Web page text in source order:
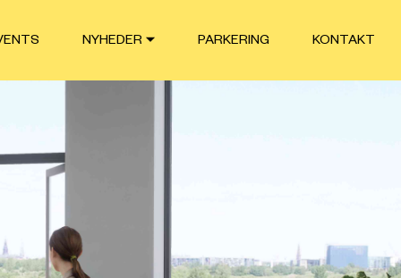
NYHEDER PARKERING KONTAKT